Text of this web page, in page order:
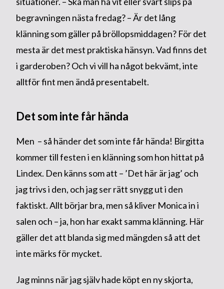
begravningen nästa fredag? – Är det lång
klänning som gäller på bröllopsmiddagen? För det
mesta är det mest praktiska hänsyn. Vad finns det
i garderoben? Och vi vill ha något bekvämt, inte
alltför fint men ändå presentabelt.
Det som inte får hända
Men – så händer det som inte får hända! Birgitta
kommer till festen i en klänning som hon hittat på
Lindex. Den känns som att – ’Det här är jag’ och
jag trivs i den, och jag ser rätt snygg ut i den
faktiskt. Allt börjar bra, men så kliver Monica in i
salen och – ja, hon har exakt samma klänning. Här
gäller det att blanda sig med mängden så att det
inte märks för mycket.
Jag minns när jag själv hade köpt en ny skjorta,